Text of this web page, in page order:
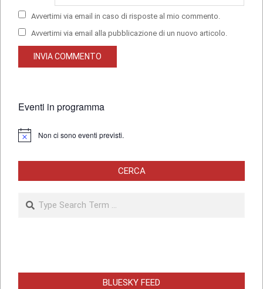
Avvertimi via email in caso di risposte al mio commento.
Avvertimi via email alla pubblicazione di un nuovo articolo.
Eventi in programma
Notice Non ci sono eventi previsti.
CERCA
Search
BLUESKY FEED